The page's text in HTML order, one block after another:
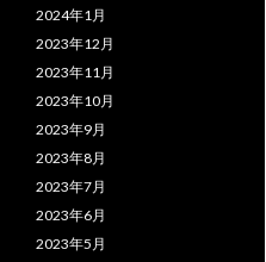
2024年1月
2023年12月
2023年11月
2023年10月
2023年9月
2023年8月
2023年7月
2023年6月
2023年5月